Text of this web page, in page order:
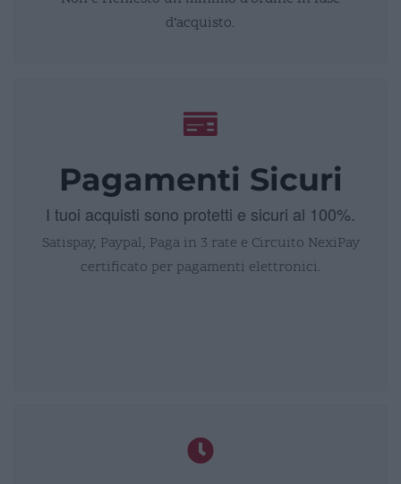
d’acquisto.
Pagamenti Sicuri
I tuoi acquisti sono protetti e sicuri al 100%.
Satispay, Paypal, Paga in 3 rate e Circuito NexiPay
certificato per pagamenti elettronici.